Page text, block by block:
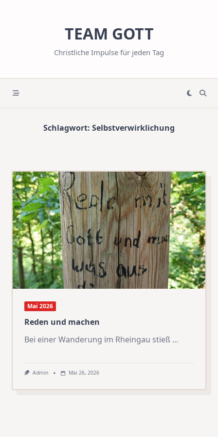
TEAM GOTT
Christliche Impulse für jeden Tag
Schlagwort: Selbstverwirklichung
Mai 2026
Reden und machen
Bei einer Wanderung im Rheingau stieß ...
Admin Mai 26, 2026